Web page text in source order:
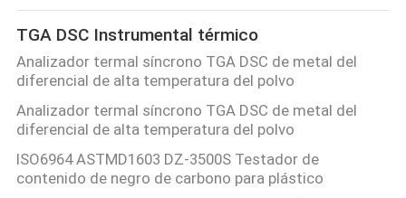
TGA DSC Instrumental térmico
Analizador termal síncrono TGA DSC de metal del
diferencial de alta temperatura del polvo
Analizador termal síncrono TGA DSC de metal del
diferencial de alta temperatura del polvo
ISO6964 ASTMD1603 DZ-3500S Testador de
contenido de negro de carbono para plástico